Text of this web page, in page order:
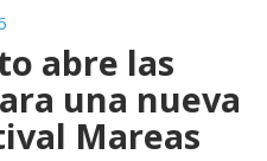
abre las
una nueva
Mareas